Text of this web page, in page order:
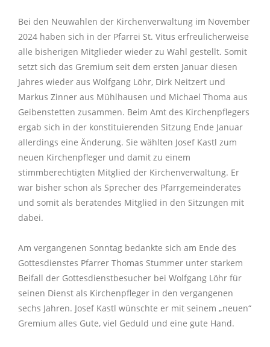
Lektoren
Kommunionhelfer
Singgruppen
inTAKT
Singgruppen
Kammerorchester St. Laurentius
Bläserquintett St. Laurentius
Pfarrpatron
Ministranten
Lektoren
Kommunionhelfer
Kinderschola
Inst. Schutzkonzept
Geschichte
Pfarrpatron
Firmung
Trauung
Krankensalbung
Weihe
Taizè-Gebet
Besondere Gottesdienste
Wallfahrten
Bibelgespräch
Krankenhausbesuchsdienst
Geburtstagsbesuch
Offene Kirche
Hochzeit
Seelsorgegespräch
Eltern-Kind-Gruppen
Kinderbetreuung
Erwachsenenbildung
Beratungsstellen
Kindergarten St. Laurentius
Impulse der Vergangenheit
Aktionen der virtuellen Kirche11
Täglicher Impuls
virtuelle Kerzen
Berichte/Chronik
Kontakt
Personen
Newsletter
Mitteilung
Links
Login
Impressum
Aktuelles19
Bei den Neuwahlen der Kirchenverwaltung im November
2024 haben sich in der Pfarrei St. Vitus erfreulicherweise
alle bisherigen Mitglieder wieder zu Wahl gestellt. Somit
setzt sich das Gremium seit dem ersten Januar diesen
Jahres wieder aus Wolfgang Löhr, Dirk Neitzert und
Markus Zinner aus Mühlhausen und Michael Thoma aus
Geibenstetten zusammen. Beim Amt des Kirchenpflegers
ergab sich in der konstituierenden Sitzung Ende Januar
allerdings eine Änderung. Sie wählten Josef Kastl zum
neuen Kirchenpfleger und damit zu einem
stimmberechtigten Mitglied der Kirchenverwaltung. Er
war bisher schon als Sprecher des Pfarrgemeinderates
und somit als beratendes Mitglied in den Sitzungen mit
dabei.
Am vergangenen Sonntag bedankte sich am Ende des
Gottesdienstes Pfarrer Thomas Stummer unter starkem
Beifall der Gottesdienstbesucher bei Wolfgang Löhr für
seinen Dienst als Kirchenpfleger in den vergangenen
sechs Jahren. Josef Kastl wünschte er mit seinem „neuen“
Gremium alles Gute, viel Geduld und eine gute Hand.